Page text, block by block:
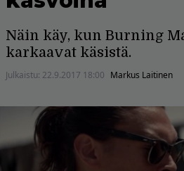
Näin käy, kun Burning
karkaavat käsistä.
Julkaistu: 22.9.2017 18:00 Markus Laitinen